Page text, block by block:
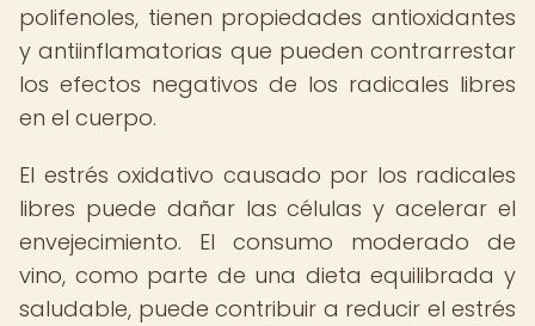
polifenoles, tienen propiedades antioxidantes
y antiinflamatorias que pueden contrarrestar
los efectos negativos de los radicales libres
en el cuerpo.
El estrés oxidativo causado por los radicales
libres puede dañar las células y acelerar el
envejecimiento. El consumo moderado de
vino, como parte de una dieta equilibrada y
saludable, puede contribuir a reducir el estrés